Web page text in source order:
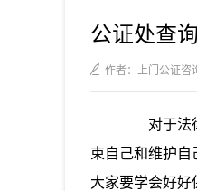
公证处查
作者：上门公证咨
对于法律
束自己和维护自
大家要学会好好